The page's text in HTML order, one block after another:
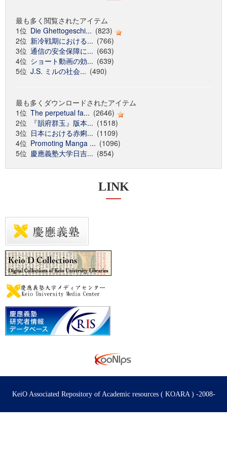
最も多く閲覧されたアイテム
1位 Die Ghettogeschi... (823)
2位 新冷戦期における... (766)
3位 通信の安全保障に... (663)
4位 ショート動画の効... (639)
5位 J.S. ミルの社会... (490)
最も多くダウンロードされたアイテム
1位 The perpetual fa... (2646)
2位
『韻府群玉』版本... (1518)
3位 日本における赤痢... (1109)
4位 Promoting Manga ... (1096)
5位 慶應義塾大学日吉... (854)
LINK
KeiO Associated Repository of Academic resources ( KOARA ) -2008-